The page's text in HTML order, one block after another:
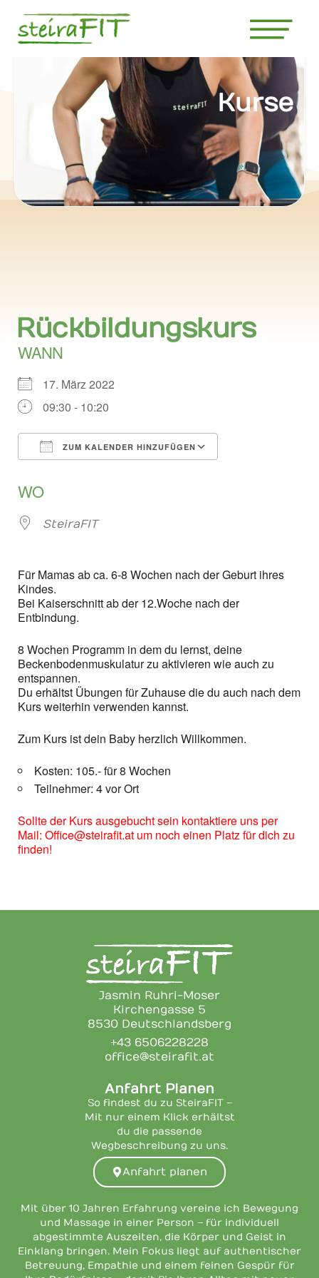
Kurse
Rückbildungskurs
WANN
17. März 2022
09:30 - 10:20
ZUM KALENDER HINZUFÜGEN
WO
SteiraFIT
Für Mamas ab ca. 6-8 Wochen nach der Geburt ihres
Kindes.
Bei Kaiserschnitt ab der 12.Woche nach der
Entbindung.
8 Wochen Programm in dem du lernst, deine
Beckenbodenmuskulatur zu aktivieren wie auch zu
entspannen.
Du erhältst Übungen für Zuhause die du auch nach dem
Kurs weiterhin verwenden kannst.
Zum Kurs ist dein Baby herzlich Willkommen.
Kosten: 105.- für 8 Wochen
Teilnehmer: 4 vor Ort
Sollte der Kurs ausgebucht sein kontaktiere uns per
Mail: Office@steirafit.at um noch einen Platz für dich zu
finden!
Jasmin Ruhri-Moser
Kirchengasse 5
8530 Deutschlandsberg
+43 6506228228
office@steirafit.at
Anfahrt Planen
So findest du zu SteiraFIT –
Mit nur einem Klick erhältst
du die passende
Wegbeschreibung zu uns.
Anfahrt planen
Mit über 10 Jahren Erfahrung vereine ich Bewegung
und Massage in einer Person – für individuell
abgestimmte Auszeiten, die Körper und Geist in
Einklang bringen. Mein Fokus liegt auf authentischer
Betreuung, Empathie und einem feinen Gespür für